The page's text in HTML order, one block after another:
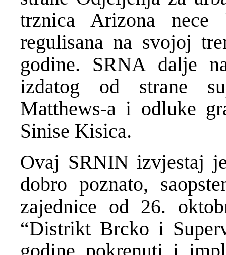
trznica Arizona nece
regulisana na svojoj
godine. SRNA dalje
izdatog od strane
Matthews-a i odluke
Sinise Kisica.
Ovaj SRNIN izvjestaj
dobro poznato,
zajednice od 26.
“Distrikt Brcko i